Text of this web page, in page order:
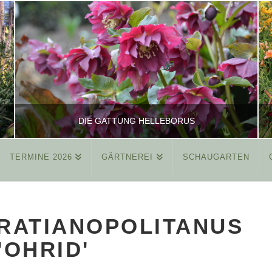
DIE GATTUNG HELLEBORUS
REINHARD
MÄRZ 26, 2015
TERMINE 2026 GÄRTNEREI SCHAUGARTEN